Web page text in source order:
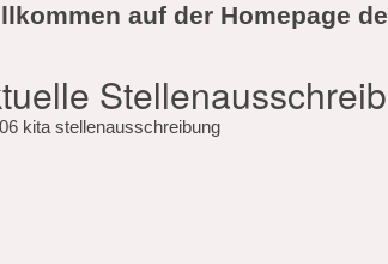
auf der Homepage